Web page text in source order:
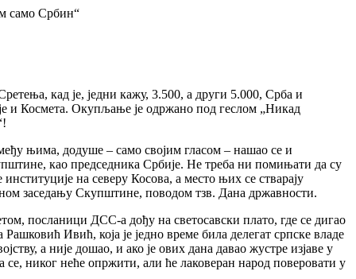
само Србин“
кад је, једни кажу, 3.500, а други 5.000, Срба и
и Космета. Окупљање је одржано под геслом „Никад
њима, додуше – само својим гласом – нашао се и
као председника Србије. Не треба ни помињати да су
на северу Косова, а место њих се стварају
заседању Скупштине, поводом тзв. Дана државности.
посланици ДСС-а дођу на светосавски плато, где се дигао
Ивић, која је једно време била делегат српске владе
а није дошао, и ако је ових дана давао жустре изјаве у
никог неће опржити, али ће лаковеран народ поверовати у